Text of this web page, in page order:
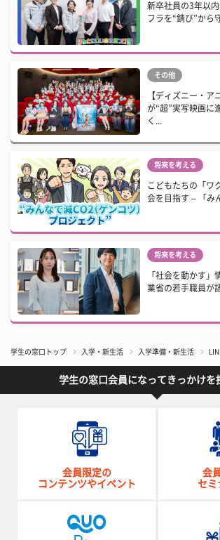
新卒社員の3年以
フラを“錆び”から
その他
【ディズニー・ア
が“超”実写映画に
く...
将来を考える
こどもたちの「ワ
会を目指す – 「み
将来を考える
「社会を動かす」
業省の若手職員が
学生の窓口トップ 入学・新生活 入学準備・新生活
学生の窓口会員になってきっかけを
会員限定の
コンテンツやイベント
会
セミ